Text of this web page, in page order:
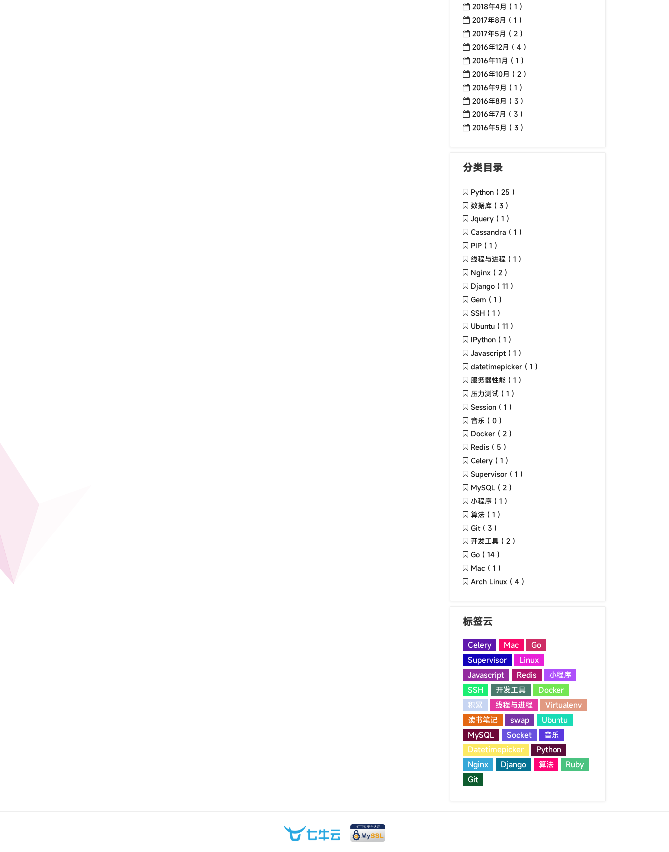
2018年4月 ( 1 )
2017年8月 ( 1 )
2017年5月 ( 2 )
2016年12月 ( 4 )
2016年11月 ( 1 )
2016年10月 ( 2 )
2016年9月 ( 1 )
2016年8月 ( 3 )
2016年7月 ( 3 )
2016年5月 ( 3 )
分类目录
Python ( 25 )
数据库 ( 3 )
Jquery ( 1 )
Cassandra ( 1 )
PIP ( 1 )
线程与进程 ( 1 )
Nginx ( 2 )
Django ( 11 )
Gem ( 1 )
SSH ( 1 )
Ubuntu ( 11 )
IPython ( 1 )
Javascript ( 1 )
datetimepicker ( 1 )
服务器性能 ( 1 )
压力测试 ( 1 )
Session ( 1 )
音乐 ( 0 )
Docker ( 2 )
Redis ( 5 )
Celery ( 1 )
Supervisor ( 1 )
MySQL ( 2 )
小程序 ( 1 )
算法 ( 1 )
Git ( 3 )
开发工具 ( 2 )
Go ( 14 )
Mac ( 1 )
Arch Linux ( 4 )
标签云
Celery Mac
Go
Supervisor
Linux
Javascript
Redis
小程序
SSH
开发工具
Docker
积累
线程与进程
Virtualenv
读书笔记
swap
Ubuntu
MySQL
Socket
音乐
Datetimepicker
Python
Nginx
Django 算法
Ruby
Git